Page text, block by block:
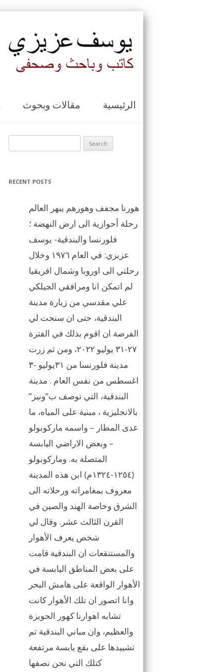
مقالات وبحوث الرئيسية
RECENT POSTS
هورنا مجفف وهورهم يبهر العالم
رحلة أحوازية الى ارض النهضة ؛
فلورنسا والبندقية- يوسف
عزيزي: في العام ١٩٧٦ وخلال
رحلتي الى اوروبا وشمال افريقيا
لم اتمكن انا ومرافقي الجيلكي
علي مقدسي من زيارة مدينة
البندقية، حتى ان سنحت لي
الفرصة ان اقوم بذلك في الفترة
٢٧-٣١ يوليو ٢٠٢٢، ومن ثم زرت
مدينة فلورنسا من ٣١يوليو -٣
اغسطس من نفس العام . مدينة
البندقية، التي توصف ب”ونيز”
بالانجليزية ، مبنية على المياه، ما
عدى المطار – واسمه ماركوبولو
– وبعض الاراضي اليابسة
المتصلة به. وماركوبولو
(١٢٥٤-١٣٢٤م) ابن هذه المدينة
معروف بمغامراته ورحلاته الى
الشرق وخاصة الهند والصين في
القرن الثالث عشر. وقال لي
شخص يعرف الأهوار
والمستنقعات ان البندقية قامت
على بعض المناطق اليابسة في
الأهوار الواقعة على هامش البحر
وانا اتصور ان تلك الأهوار كانت
تشابه اهوارنا كهور الحويزة
والعظيم، وان مباني البندقية تم
تشييدها على بقع يابسة مرتفعة
كتلك التي نحن نصفها